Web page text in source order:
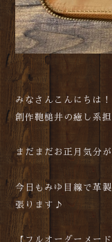
みなさんこんにちは！
創作鞄槌井の癒し系
まだまだお正月気分
今日もみゆ目線で革
張ります♪
【フルオーダーメー